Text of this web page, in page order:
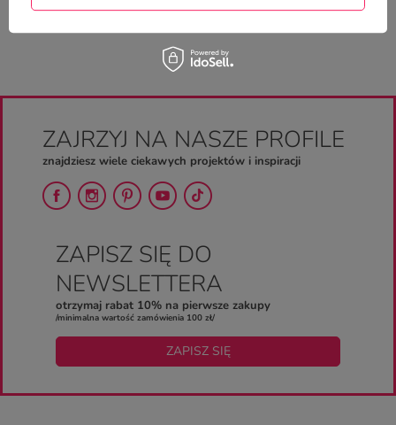
ZAJRZYJ NA NASZE PROFILE
znajdziesz wiele ciekawych projektów i inspiracji
ZAPISZ SIĘ DO
NEWSLETTERA
otrzymaj rabat 10% na pierwsze zakupy
/minimalna wartość zamówienia 100 zł/
ZAPISZ SIĘ